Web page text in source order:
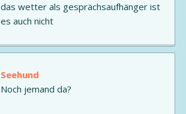
das wetter als gesprächsaufhänger ist
es auch nicht
Seehund
Noch jemand da?